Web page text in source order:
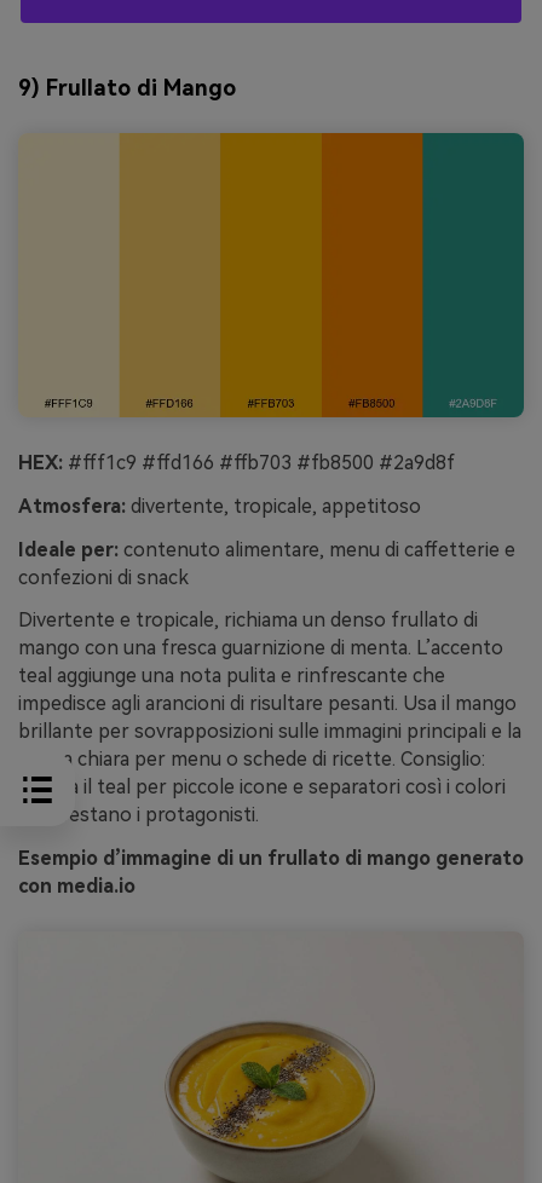
9) Frullato di Mango
HEX: #fff1c9 #ffd166 #ffb703 #fb8500 #2a9d8f
Atmosfera: divertente, tropicale, appetitoso
Ideale per: contenuto alimentare, menu di caffetterie e
confezioni di snack
Divertente e tropicale, richiama un denso frullato di
mango con una fresca guarnizione di menta. L’accento
teal aggiunge una nota pulita e rinfrescante che
impedisce agli arancioni di risultare pesanti. Usa il mango
brillante per sovrapposizioni sulle immagini principali e la
crema chiara per menu o schede di ricette. Consiglio:
riserva il teal per piccole icone e separatori così i colori
caldi restano i protagonisti.
Esempio d’immagine di un frullato di mango generato
con media.io